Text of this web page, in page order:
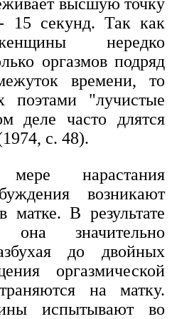
15 секунд. Так как
нередко
оргазмов подряд
времени, то
поэтами "лучистые
деле часто длятся
с. 48).
нарастания
возникают
матке. В результате
значительно
до двойных
оргазмической
на матку.
испытывают во